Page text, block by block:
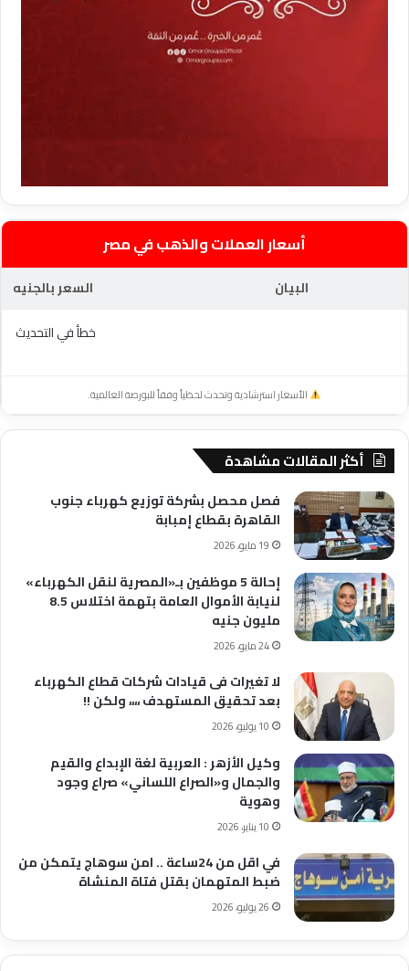
أسعار العملات والذهب في مصر
البيان
السعر بالجنيه
خطأ في التحديث
الأسعار استرشادية وتحدث لحظياً وفقاً للبورصة العالمية.
أكثر المقالات مشاهدة
فصل محصل بشركة توزيع كهرباء جنوب
القاهرة بقطاع إمبابة
19 مايو، 2026
إحالة 5 موظفين بـ«المصرية لنقل الكهرباء»
لنيابة الأموال العامة بتهمة اختلاس 8.5
مليون جنيه
24 مايو، 2026
لا تغيرات فى قيادات شركات قطاع الكهرباء
بعد تحقيق المستهدف ،،،، ولكن !!
10 يوليو، 2026
وكيل الأزهر : العربية لغة الإبداع والقيم
والجمال و«الصراع اللساني» صراع وجود
وهوية
10 يناير، 2026
في اقل من 24ساعة .. امن سوهاج يتمكن من
ضبط المتهمان بقتل فتاة المنشاة
26 يوليو، 2026